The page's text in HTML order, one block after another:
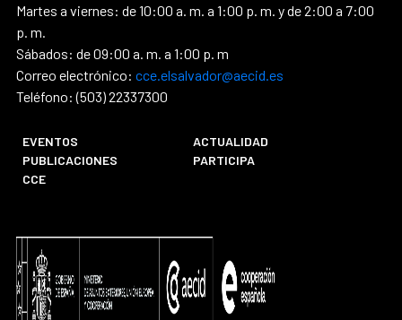
Martes a viernes: de 10:00 a. m. a 1:00 p. m. y de 2:00 a 7:00
p. m.
Sábados: de 09:00 a. m. a 1:00 p. m
Correo electrónico: cce.elsalvador@aecid.es
Teléfono: (503) 22337300
EVENTOS
ACTUALIDAD
PUBLICACIONES
PARTICIPA
CCE